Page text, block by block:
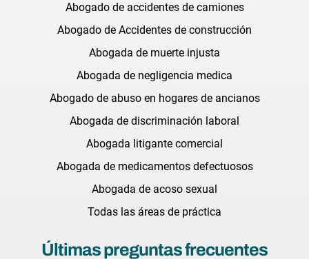
Abogado de accidentes de camiones
Abogado de Accidentes de construcción
Abogada de muerte injusta
Abogada de negligencia medica
Abogado de abuso en hogares de ancianos
Abogada de discriminación laboral
Abogada litigante comercial
Abogada de medicamentos defectuosos
Abogada de acoso sexual
Todas las áreas de práctica
Últimas preguntas frecuentes